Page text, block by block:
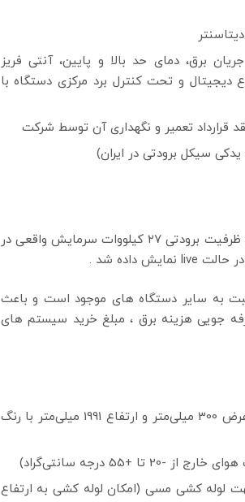
برق، دمای حد بالا و پایین، آنتی فریز
دیجیتال و تحت کنترل برد مرکزی دستگاه با
تعمیر و نگهداری آن توسط شرکت
سیکل برودتی در ایران)
محصول جدید مطبوع عمران اینرو گازی D.X. تکنولوژی جدید ۳۰ سانتیمتر به ظرفیت برودتی ۲۷ کیلووات سرمایش واقعی در
ابعاد کوچک و کاهش ۴۰٪ مصرف برق نسبت به سایر دستگاه های موجود است و باعث
گردد. در واقع با این صرفه جویی هزینه برق ، مبلغ خرید سیستم های
یونیت داخلی؛ عرض 30 سانتی متر از نوع روبروزن عمق 1070 میلی‌متر، عرض 300 میلی‌متر و ارتفاع 1991 میلی‌متر با رنگ
لوله کشی مسی (امکان لوله کشی به ارتفاع